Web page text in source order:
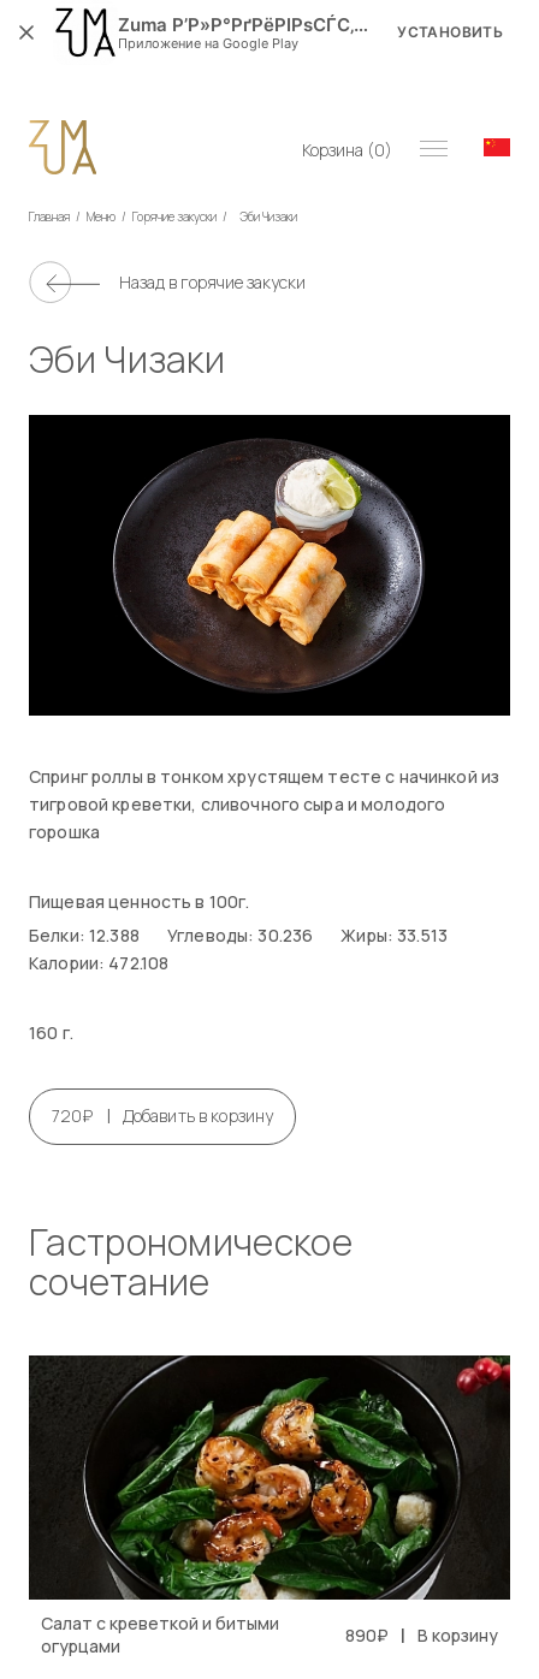
Корзина (0)
Главная / Меню / Горячие закуски / Эби Чизаки
Назад в горячие закуски
Эби Чизаки
Спринг роллы в тонком хрустящем тесте с начинкой из
тигровой креветки, сливочного сыра и молодого
горошка
Пищевая ценность в 100г.
Белки: 12.388
Углеводы: 30.236
Жиры: 33.513
Калории: 472.108
160 г.
720₽ | Добавить в корзину
Гастрономическое
сочетание
Салат с креветкой и битыми
огурцами
890₽ | В корзину
Zuma Р’Р»Р°РґРёРІРѕСЃС‚РѕРє
Приложение на Google Play
УСТАНОВИТЬ